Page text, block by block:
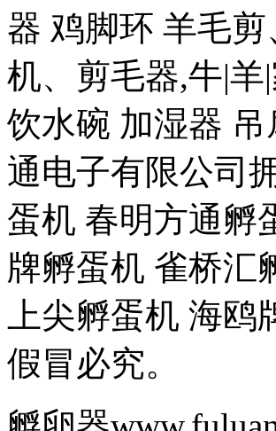
器 鸡脚环 羊毛
机、剪毛器,牛|
饮水碗 加湿器
通电子有限公司
蛋机 春明方通孵
牌孵蛋机 雀桥汇
上尖孵蛋机 海
假冒必究。